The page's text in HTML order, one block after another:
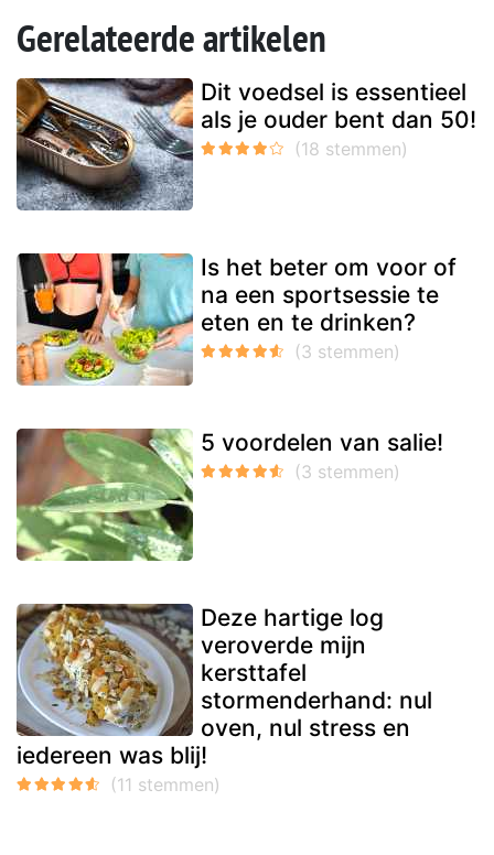
Gerelateerde artikelen
Dit voedsel is essentieel
als je ouder bent dan 50!
Is het beter om voor of
na een sportsessie te
eten en te drinken?
5 voordelen van salie!
Deze hartige log
veroverde mijn
kersttafel
stormenderhand: nul
oven, nul stress en
iedereen was blij!